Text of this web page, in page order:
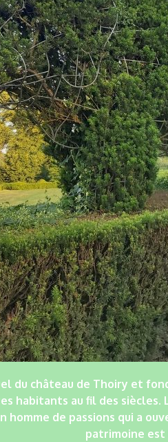
du château de Thoiry et
habitants au fil des siècles.
de passions qui a
patrimoine est